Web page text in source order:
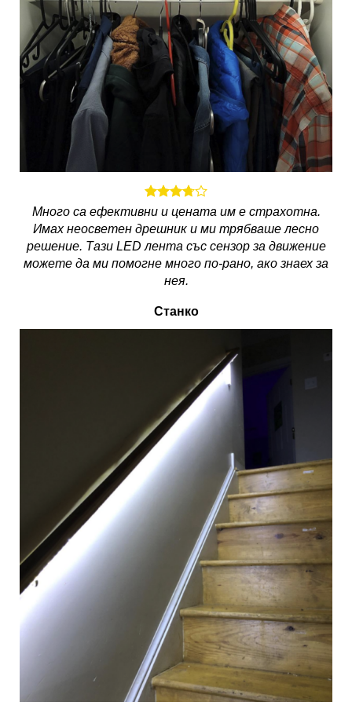
Много са ефективни и цената им е страхотна.
Имах неосветен дрешник и ми трябваше лесно
решение. Тази LED лента със сензор за движение
можете да ми помогне много по-рано, ако знаех за
нея.
Станко